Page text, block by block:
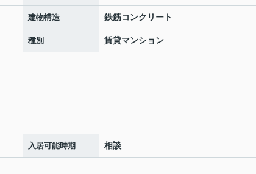
建物構造 鉄筋コンクリート
種別 賃貸マンション
入居可能時期 相談